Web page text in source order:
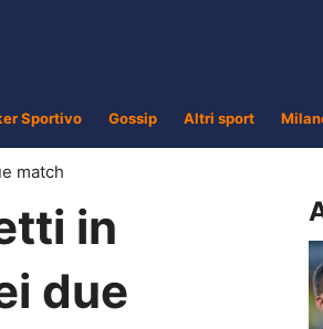
Sportivo Gossip Altri sport
match
in
due